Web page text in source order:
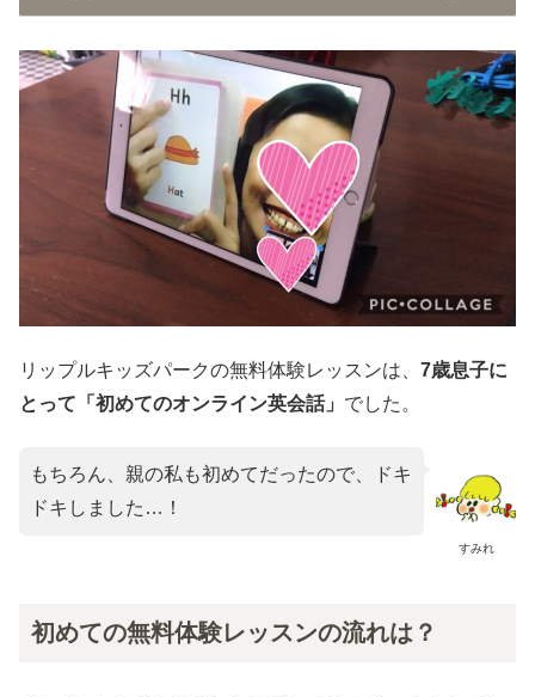
リップルキッズパークの無料体験レッスンは、 7歳息子に
とって「初めてのオンライン英会話」 でした。
すみれ
もちろん、親の私も初めてだったので、ドキ
ドキしました…！
初めての無料体験レッスンの流れは？